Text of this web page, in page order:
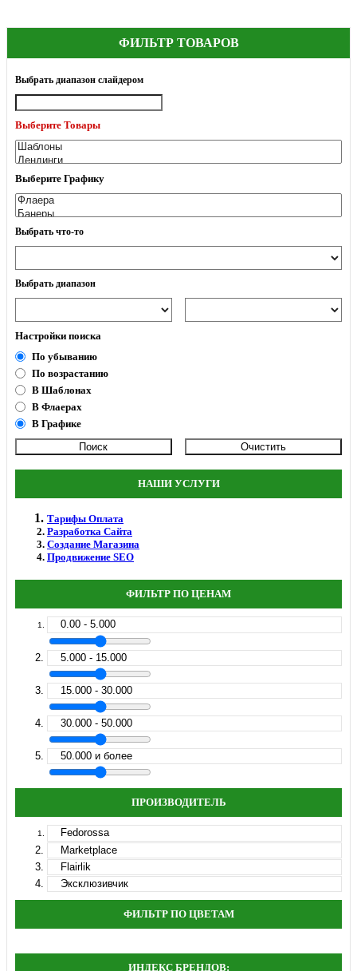
ФИЛЬТР ТОВАРОВ
Выбрать диапазон слайдером
Выберите Товары
Выберите Графику
Выбрать что-то
Выбрать диапазон
Настройки поиска
По убыванию
По возрастанию
В Шаблонах
В Флаерах
В Графике
НАШИ УСЛУГИ
Тарифы Оплата
Разработка Сайта
Создание Магазина
Продвижение SEO
ФИЛЬТР ПО ЦЕНАМ
0.00 - 5.000
5.000 - 15.000
15.000 - 30.000
30.000 - 50.000
50.000 и более
ПРОИЗВОДИТЕЛЬ
Fedorossa
Marketplace
Flairlik
Эксклюзивчик
ФИЛЬТР ПО ЦВЕТАМ
ИНДЕКС БРЕНДОВ: